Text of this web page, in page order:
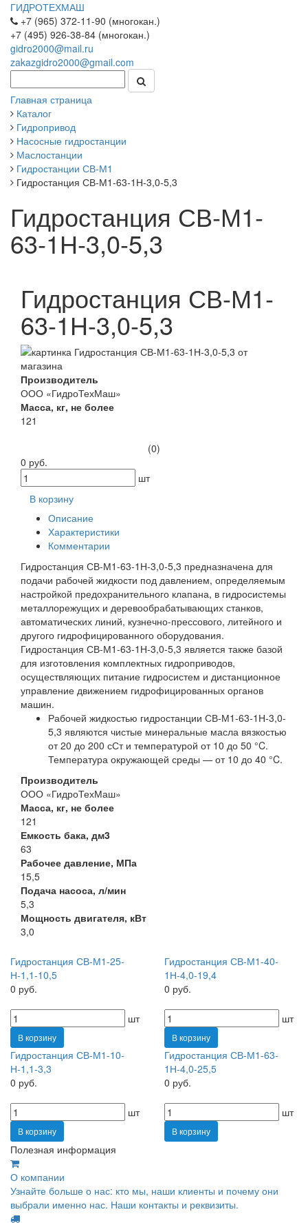
ГИДРОТЕХМАШ
+7 (965) 372-11-90 (многокан.)
+7 (495) 926-38-84 (многокан.)
gidro2000@mail.ru
zakazgidro2000@gmail.com
Главная страница
Каталог
Гидропривод
Насосные гидростанции
Маслостанции
Гидростанции СВ-М1
Гидростанция СВ-М1-63-1Н-3,0-5,3
Гидростанция СВ-М1-
63-1Н-3,0-5,3
Гидростанция СВ-М1-
63-1Н-3,0-5,3
Производитель
ООО «ГидроТехМаш»
Масса, кг, не более
121
(0)
0 руб.
шт
В корзину
Описание
Характеристики
Комментарии
Гидростанция СВ-М1-63-1Н-3,0-5,3 предназначена для
подачи рабочей жидкости под давлением, определяемым
настройкой предохранительного клапана, в гидросистемы
металлорежущих и деревообрабатывающих станков,
автоматических линий, кузнечно-прессового, литейного и
другого гидрофицированного оборудования.
Гидростанция СВ-М1-63-1Н-3,0-5,3 является также базой
для изготовления комплектных гидроприводов,
осуществляющих питание гидросистем и дистанционное
управление движением гидрофицированных органов
машин.
Рабочей жидкостью гидростанции СВ-М1-63-1Н-3,0-
5,3 являются чистые минеральные масла вязкостью
от 20 до 200 сСт и температурой от 10 до 50 °C.
Температура окружающей среды — от 10 до 40 °C.
Производитель
ООО «ГидроТехМаш»
Масса, кг, не более
121
Емкость бака, дм3
63
Рабочее давление, МПа
15,5
Подача насоса, л/мин
5,3
Мощность двигателя, кВт
3,0
Гидростанция СВ-М1-25-
Н-1,1-10,5
0 руб.
шт
В корзину
Гидростанция СВ-М1-40-
1Н-4,0-19,4
0 руб.
шт
В корзину
Гидростанция СВ-М1-10-
Н-1,1-3,3
0 руб.
шт
В корзину
Гидростанция СВ-М1-63-
1Н-4,0-25,5
0 руб.
шт
В корзину
Полезная информация
О компании
Узнайте больше о нас: кто мы, наши клиенты и почему они
выбрали именно нас. Наши контакты и реквизиты.